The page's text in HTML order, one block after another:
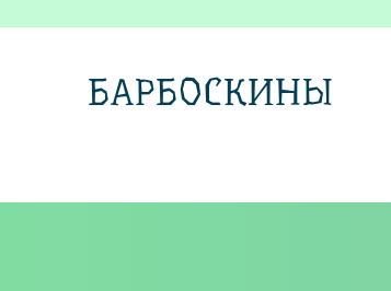
БАРБОСКИНЫ